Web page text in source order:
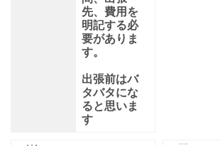
先、費用を
明記する必
要がありま
す。
出張前はバ
タバタにな
ると思いま
す